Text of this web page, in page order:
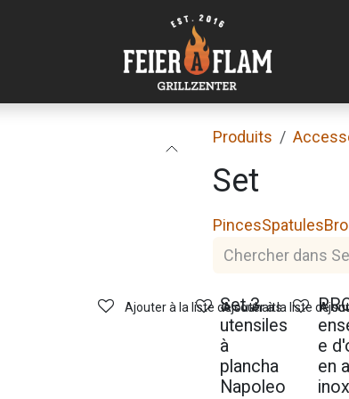
Produits
Set
PincesSpatules
Set 3
utensiles
à
plancha
Napoleo
Ajouter à la liste de souhaits
e
en
Ajouter à la liste de